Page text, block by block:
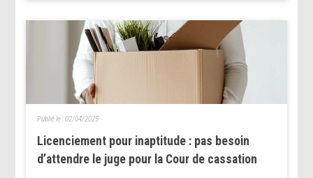
Licenciement pour inaptitude : pas besoin
d’attendre le juge pour la Cour de cassation
Publié le :02/04/2025